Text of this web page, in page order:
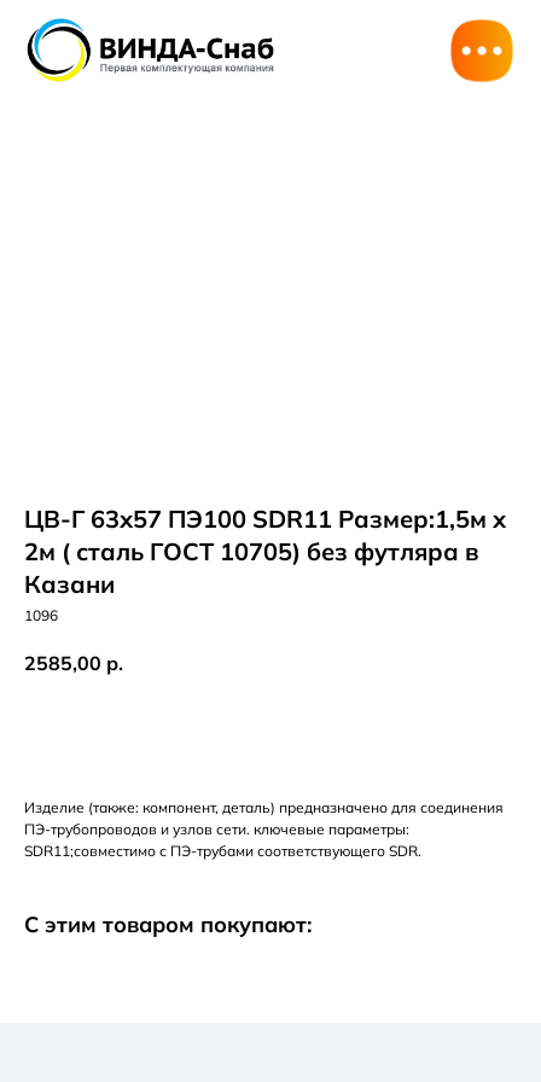
ЦВ-Г 63х57 ПЭ100 SDR11 Размер:1,5м х
2м ( сталь ГОСТ 10705) без футляра в
Казани
1096
2585,00 р.
Изделие (также: компонент, деталь) предназначено для соединения
ПЭ-трубопроводов и узлов сети. ключевые параметры:
SDR11;совместимо с ПЭ-трубами соответствующего SDR.
С этим товаром покупают: